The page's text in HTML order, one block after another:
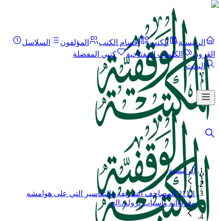
الرئيسية الكتب أقسام الكتب المؤلفون
السلاسل
القرون
الكلمات المفتاحية
كتبي المفضلة
البحث
الرئيسية
211.1 المصاحف الشريفة والتفاسير التي على هوامشه
وقراءاته وأسباب نزوله..الخ